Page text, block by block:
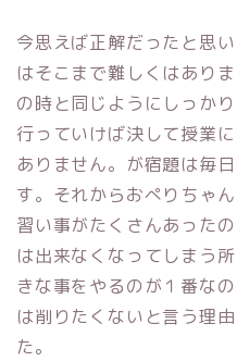
今思えば正解だったと思
はそこまで難しくはあり
の時と同じようにしっか
行っていけば決して授業
ありません。が宿題は毎
す。それからおぺりちゃ
習い事がたくさんあった
は出来なくなってしまう
きな事をやるのが１番な
は削りたくないと言う理
た。